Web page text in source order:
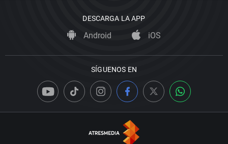
DESCARGA LA APP
Android iOS
SÍGUENOS EN